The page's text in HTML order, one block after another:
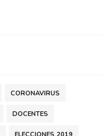
CORONAVIRUS
DOCENTES
ELECCIONES 2019